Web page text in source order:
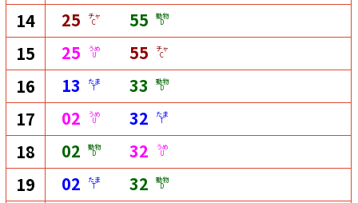
14 25 チャ
C 55 動物
D
15 25 うめ
U 55 チャ
C
16 13 たま
T 33 動物
D
17 02 うめ
U 32 たま
T
18 02 動物
D 32 うめ
U
19 02 たま
T 32 動物
D